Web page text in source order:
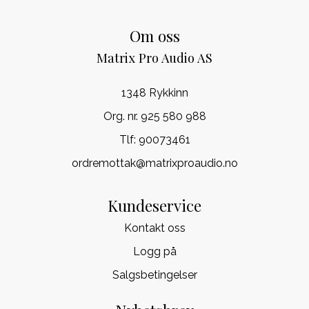
Om oss
Matrix Pro Audio AS
1348 Rykkinn
Org. nr. 925 580 988
Tlf: 90073461
ordremottak@matrixproaudio.no
Kundeservice
Kontakt oss
Logg på
Salgsbetingelser